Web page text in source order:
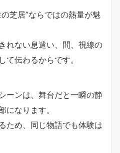
芝居”ならではの熱量が魅
れない息遣い、間、視線の
て伝わるからです。
ーンは、舞台だと一瞬の静
になります。
ため、同じ物語でも体験は